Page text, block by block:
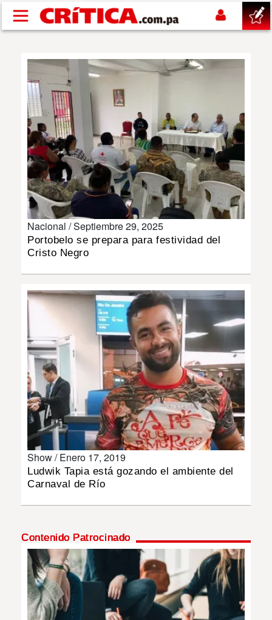
Pasar al contenido principal
SUCESOS
NACIONAL
POLÍTICA
SHOW
DEPORTES
INSÓLITAS
MULTIMEDIA
IMPRESO
Nacional /Septiembre 29, 2025
Portobelo se prepara para festividad del
Cristo Negro
Show /Enero 17, 2019
Ludwik Tapia está gozando el ambiente del
Carnaval de Río
Contenido Patrocinado